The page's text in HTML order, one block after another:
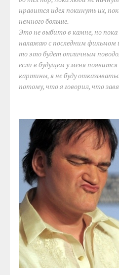
нравится идея покинуть их,
немного больше.
Это не выбито в камне, но пока
налажаю с последним фильмом
то это будет отличным
если в будущем у меня
картины, я не буду
потому, что я говорил, что